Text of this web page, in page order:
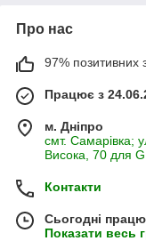
Про нас
97% позитивних з
Працює з
м. Дніпро
смт. Самарівка;
Висока, 70 для
Контакти
Сьогодні
Показати весь